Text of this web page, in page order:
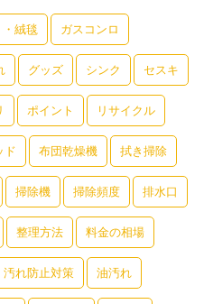
絨毯 ガスコンロ
グッズ シンク セスキ
ポイント リサイクル
ド 布団乾燥機 拭き掃除
掃除機 掃除頻度 排水口
整理方法 料金の相場
汚れ防止対策 油汚れ